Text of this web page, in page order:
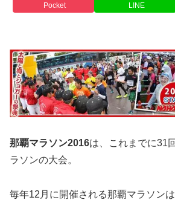
Pocket LINE
那覇マラソン2016は、これまでに31
ラソンの大会。
毎年12月に開催される那覇マラソン